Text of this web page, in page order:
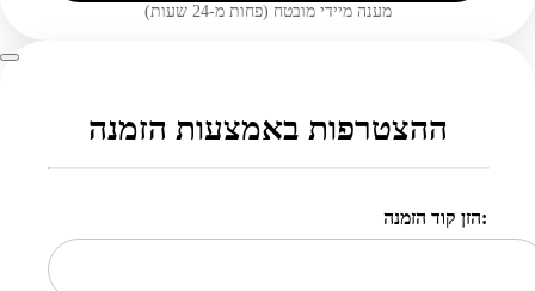
מענה מיידי מובטח (פחות מ-24 שעות)
ההצטרפות באמצעות הזמנה
הזן קוד הזמנה: